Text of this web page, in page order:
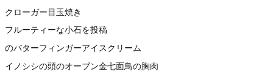
クローガー目玉焼き
フルーティーな小石を投稿
のバターフィンガーアイスクリーム
イノシシの頭のオーブン金七面鳥の胸肉